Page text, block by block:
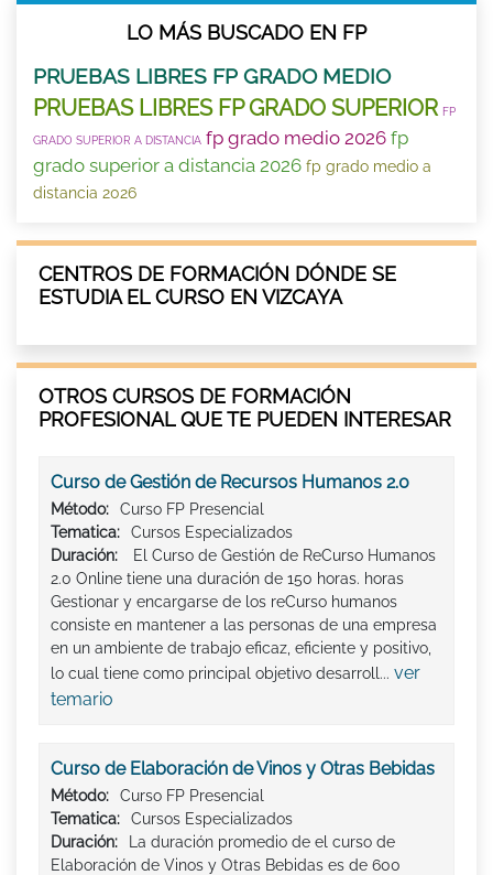
LO MÁS BUSCADO EN FP
PRUEBAS LIBRES FP GRADO MEDIO
PRUEBAS LIBRES FP GRADO SUPERIOR FP
GRADO SUPERIOR A DISTANCIA fp grado medio 2026 fp
grado superior a distancia 2026 fp grado medio a
distancia 2026
CENTROS DE FORMACIÓN DÓNDE SE
ESTUDIA EL CURSO EN VIZCAYA
OTROS CURSOS DE FORMACIÓN
PROFESIONAL QUE TE PUEDEN INTERESAR
Curso de Gestión de Recursos Humanos 2.0
Método:
Curso FP Presencial
Tematica:
Cursos Especializados
Duración:
El Curso de Gestión de ReCurso Humanos
2.0 Online tiene una duración de 150 horas. horas
Gestionar y encargarse de los reCurso humanos
consiste en mantener a las personas de una empresa
en un ambiente de trabajo eficaz, eficiente y positivo,
lo cual tiene como principal objetivo desarroll... ver
temario
Curso de Elaboración de Vinos y Otras Bebidas
Método:
Curso FP Presencial
Tematica:
Cursos Especializados
Duración:
La duración promedio de el curso de
Elaboración de Vinos y Otras Bebidas es de 600